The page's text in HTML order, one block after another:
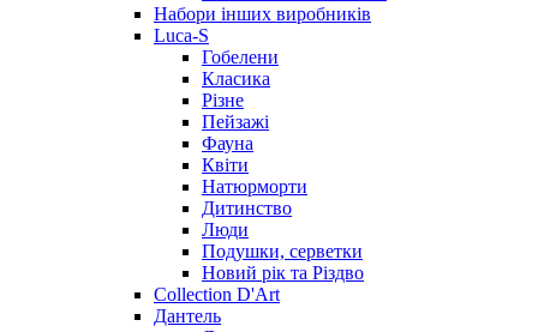
Набори інших виробників
Luca-S
Гобелени
Класика
Різне
Пейзажі
Фауна
Квіти
Натюрморти
Дитинство
Люди
Подушки, серветки
Новий рік та Різдво
Collection D'Art
Дантель